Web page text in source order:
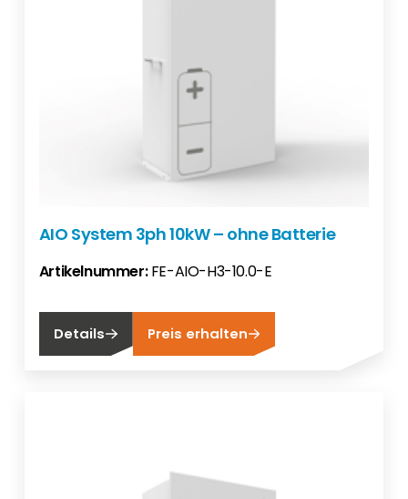
AIO System 3ph 10kW – ohne Batterie
Artikelnummer:FE-AIO-H3-10.0-E
Details Preis erhalten